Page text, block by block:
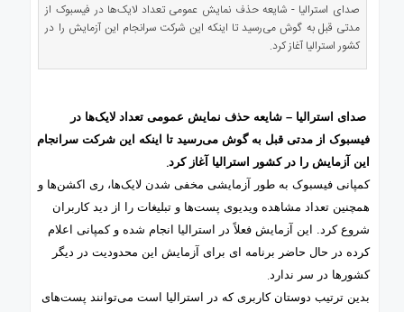
صدای استرالیا - شایعه حذف نمایش عمومی تعداد لایک‌ها در فیسبوک از
مدتی قبل به گوش می‌رسید تا اینکه این شرکت سرانجام این آزمایش را در
کشور استرالیا آغاز کرد.
صدای استرالیا – شایعه حذف نمایش عمومی تعداد لایک‌ها در
فیسبوک از مدتی قبل به گوش می‌رسید تا اینکه این شرکت سرانجام
این آزمایش را در کشور استرالیا آغاز کرد.
کمپانی فیسبوک به طور آزمایشی مخفی شدن لایک‌ها، ری اکشن‌ها و
همچنین تعداد مشاهده ویدیوی پست‌ها و تبلیغات را از دید کاربران
شروع کرد. این آزمایش فعلاً در استرالیا انجام شده و کمپانی اعلام
کرده در حال حاضر برنامه ای برای آزمایش این محدودیت در دیگر
کشورها در سر ندارد.
بدین ترتیب دوستان کاربری که در استرالیا است می‌توانند پست‌های